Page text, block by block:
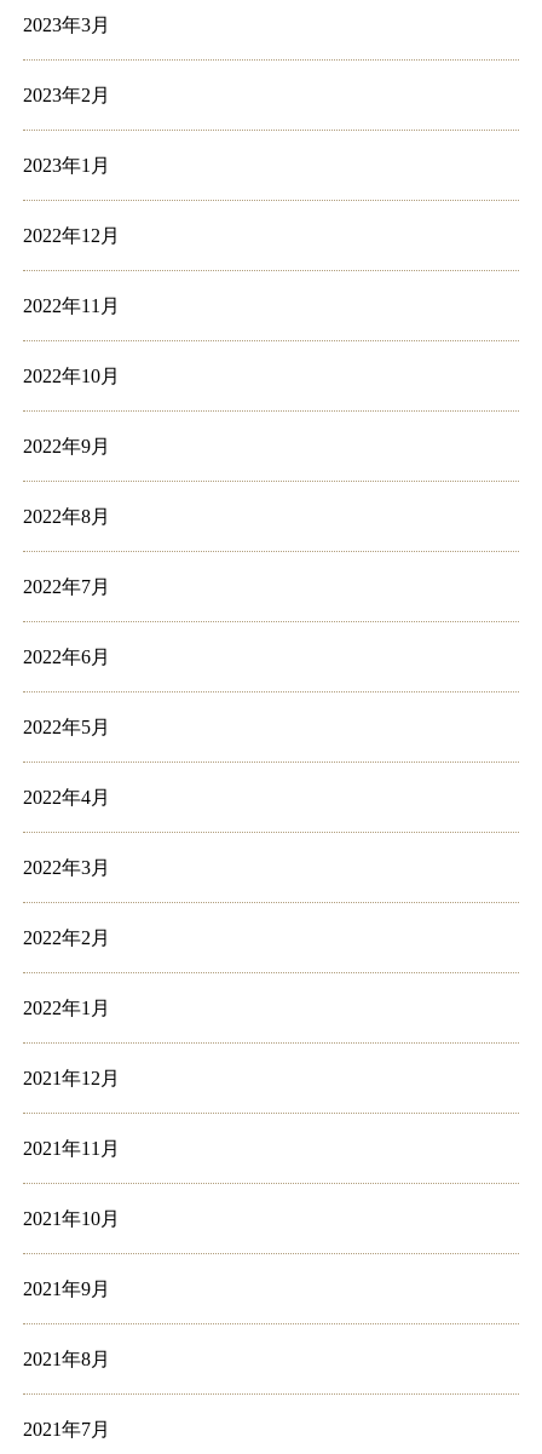
2023年3月
2023年2月
2023年1月
2022年12月
2022年11月
2022年10月
2022年9月
2022年8月
2022年7月
2022年6月
2022年5月
2022年4月
2022年3月
2022年2月
2022年1月
2021年12月
2021年11月
2021年10月
2021年9月
2021年8月
2021年7月